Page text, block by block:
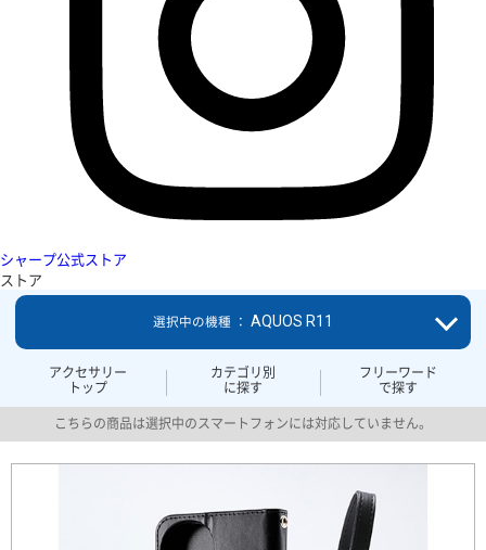
シャープ公式ストア
ストア
アクセサリー
トップ
カテゴリ別
に探す
フリーワード
で探す
選択中の機種 ： AQUOS R11
こちらの商品は選択中のスマートフォンには対応していません。